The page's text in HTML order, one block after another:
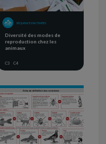
SÉQUENCE D'ACTIVITÉS
Diversité des modes de
reproduction chez les
animaux
C3 C4